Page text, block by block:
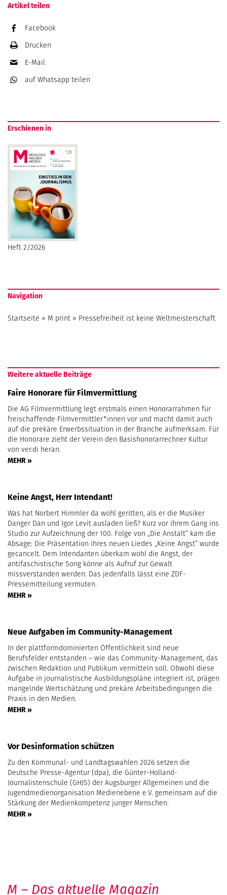
Artikel teilen
Facebook
Drucken
E-Mail
auf Whatsapp teilen
Erschienen in
Heft 2/2026
Navigation
Startseite » M print » Pressefreiheit ist keine Weltmeisterschaft
Weitere aktuelle Beiträge
Faire Honorare für Filmvermittlung
Die AG Filmvermittlung legt erstmals einen Honorarrahmen für
freischaffende Filmvermittler*innen vor und macht damit auch
auf die prekäre Erwerbssituation in der Branche aufmerksam. Für
die Honorare zieht der Verein den Basishonorarrechner Kultur
von ver.di heran.
MEHR »
Keine Angst, Herr Intendant!
Was hat Norbert Himmler da wohl geritten, als er die Musiker
Danger Dan und Igor Levit ausladen ließ? Kurz vor ihrem Gang ins
Studio zur Aufzeichnung der 100. Folge von „Die Anstalt“ kam die
Absage: Die Präsentation ihres neuen Liedes „Keine Angst“ wurde
gecancelt. Dem Intendanten überkam wohl die Angst, der
antifaschistische Song könne als Aufruf zur Gewalt
missverstanden werden. Das jedenfalls lässt eine ZDF-
Pressemitteilung vermuten.
MEHR »
Neue Aufgaben im Community-Management
In der plattformdominierten Öffentlichkeit sind neue
Berufsfelder entstanden – wie das Community-Management, das
zwischen Redaktion und Publikum vermitteln soll. Obwohl diese
Aufgabe in journalistische Ausbildungspläne integriert ist, prägen
mangelnde Wertschätzung und prekäre Arbeitsbedingungen die
Praxis in den Medien.
MEHR »
Vor Desinformation schützen
Zu den Kommunal- und Landtagswahlen 2026 setzen die
Deutsche Presse-Agentur (dpa), die Günter-Holland-
Journalistenschule (GHJS) der Augsburger Allgemeinen und die
Jugendmedienorganisation Medienebene e.V. gemeinsam auf die
Stärkung der Medienkompetenz junger Menschen.
MEHR »
M – Das aktuelle Magazin